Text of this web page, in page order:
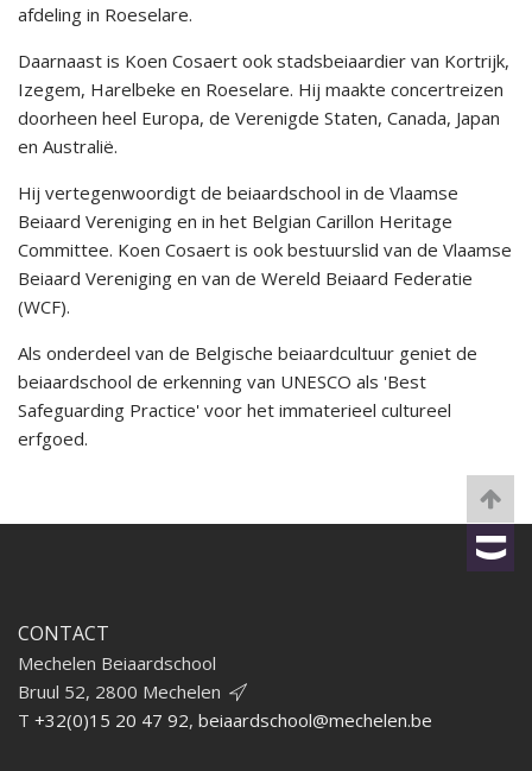
afdeling in Roeselare.
Daarnaast is Koen Cosaert ook stadsbeiaardier van Kortrijk,
Izegem, Harelbeke en Roeselare. Hij maakte concertreizen
doorheen heel Europa, de Verenigde Staten, Canada, Japan
en Australië.
Hij vertegenwoordigt de beiaardschool in de Vlaamse
Beiaard Vereniging en in het Belgian Carillon Heritage
Committee. Koen Cosaert is ook bestuurslid van de Vlaamse
Beiaard Vereniging en van de Wereld Beiaard Federatie
(WCF).
Als onderdeel van de Belgische beiaardcultuur geniet de
beiaardschool de erkenning van UNESCO als 'Best
Safeguarding Practice' voor het immaterieel cultureel
erfgoed.
CONTACT
Mechelen Beiaardschool
Bruul 52, 2800 Mechelen
T +32(0)15 20 47 92, beiaardschool@mechelen.be